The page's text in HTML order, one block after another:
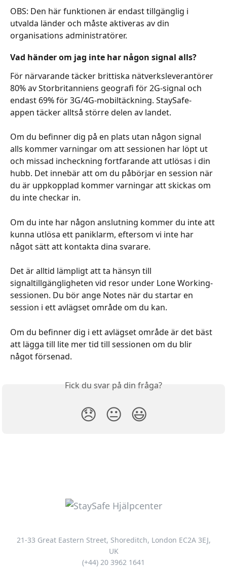
OBS: Den här funktionen är endast tillgänglig i
utvalda länder och måste aktiveras av din
organisations administratörer.
Vad händer om jag inte har någon signal alls?
För närvarande täcker brittiska nätverksleverantörer
80% av Storbritanniens geografi för 2G-signal och
endast 69% för 3G/4G-mobiltäckning. StaySafe-
appen täcker alltså större delen av landet.
Om du befinner dig på en plats utan någon signal
alls kommer varningar om att sessionen har löpt ut
och missad incheckning fortfarande att utlösas i din
hubb. Det innebär att om du påbörjar en session när
du är uppkopplad kommer varningar att skickas om
du inte checkar in.
Om du inte har någon anslutning kommer du inte att
kunna utlösa ett paniklarm, eftersom vi inte har
något sätt att kontakta dina svarare.
Det är alltid lämpligt att ta hänsyn till
signaltillgängligheten vid resor under Lone Working-
sessionen. Du bör ange Notes när du startar en
session i ett avlägset område om du kan.
Om du befinner dig i ett avlägset område är det bäst
att lägga till lite mer tid till sessionen om du blir
något försenad.
Fick du svar på din fråga?
😞 😐 😃
21-33 Great Eastern Street, Shoreditch, London EC2A 3EJ,
UK
(+44) 20 3962 1641